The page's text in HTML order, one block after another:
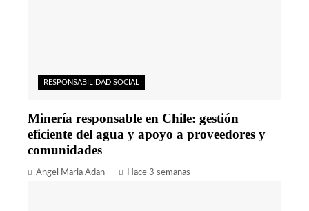
RESPONSABILIDAD SOCIAL
Minería responsable en Chile: gestión
eficiente del agua y apoyo a proveedores y
comunidades
Angel Maria Adan Hace 3 semanas